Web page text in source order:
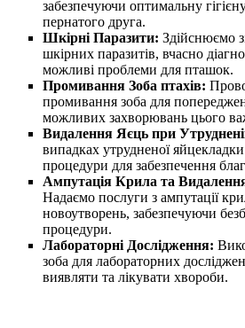
забезпечуючи оптимальну
пернатого друга.
Шкірні Паразити: Здійснюємо
шкірних паразитів, вчасно
можливі проблеми для пташок.
Промивання Зоба птахів:
промивання зоба для
можливих захворювань цього
Видалення Яєць при
випадках утрудненої
процедури для забезпечення
Ампутація Крила та
Надаємо послуги з ампутації
новоутворень, забезпечуючи
процедури.
Лабораторні Дослідження:
зоба для лабораторних
виявляти та лікувати хвороби.